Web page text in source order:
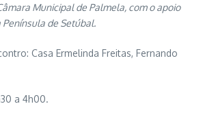
Municipal de Palmela, com o apoio
Península de Setúbal.
Casa Ermelinda Freitas, Fernando
a 4h00.